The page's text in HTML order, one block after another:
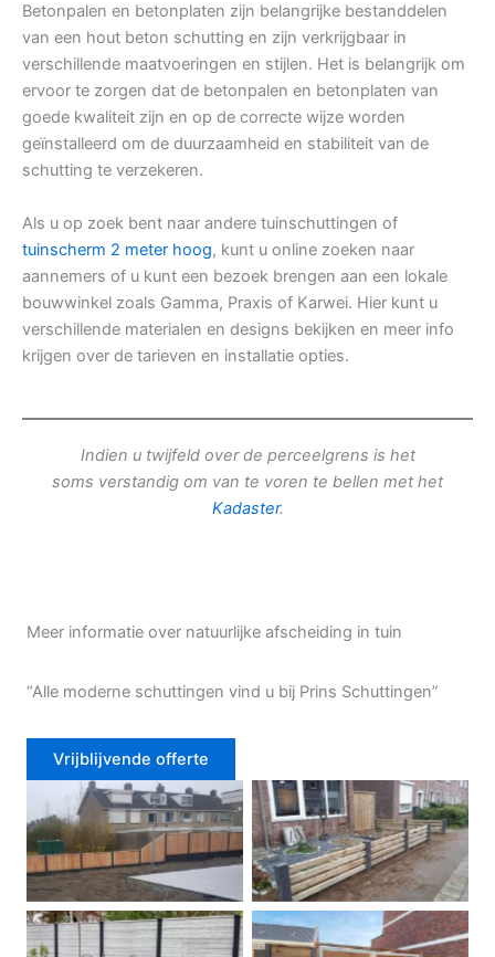
Betonpalen en betonplaten zijn belangrijke bestanddelen
van een hout beton schutting en zijn verkrijgbaar in
verschillende maatvoeringen en stijlen. Het is belangrijk om
ervoor te zorgen dat de betonpalen en betonplaten van
goede kwaliteit zijn en op de correcte wijze worden
geïnstalleerd om de duurzaamheid en stabiliteit van de
schutting te verzekeren.
Als u op zoek bent naar andere tuinschuttingen of
tuinscherm 2 meter hoog, kunt u online zoeken naar
aannemers of u kunt een bezoek brengen aan een lokale
bouwwinkel zoals Gamma, Praxis of Karwei. Hier kunt u
verschillende materialen en designs bekijken en meer info
krijgen over de tarieven en installatie opties.
Indien u twijfeld over de perceelgrens is het
soms verstandig om van te voren te bellen met het
Kadaster.
Meer informatie over natuurlijke afscheiding in tuin
“Alle moderne schuttingen vind u bij Prins Schuttingen”
Vrijblijvende offerte
Douglas schutting Tuinhek voortuin